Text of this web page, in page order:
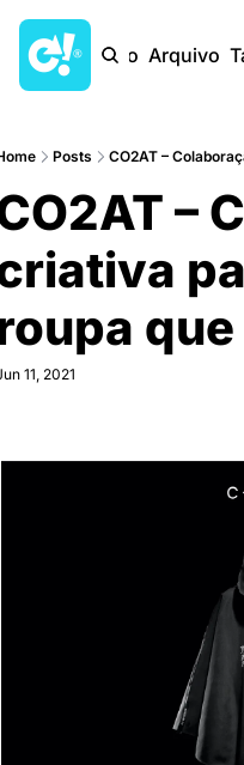
Início Arquivo
Posts CO2AT –
–
11, 2021